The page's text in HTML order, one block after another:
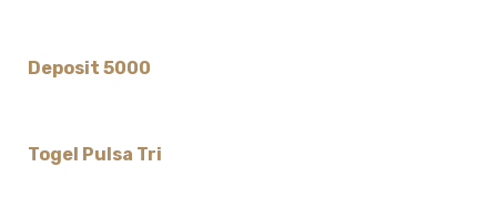
Deposit 5000
Togel Pulsa Tri